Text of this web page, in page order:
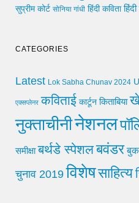
सुप्रीम कोर्ट सोनिया गांधी हिंदी कविता
CATEGORIES
Latest Lok Sabha Chunav 2024
एक्सप्लेनर कविताई कार्टून किताबिया
नुक्ताचीनीनेशनल
समीक्षा बर्थडे स्पेशलबवंडर बुक
चुनाव 2019 विशेषसाहित्य